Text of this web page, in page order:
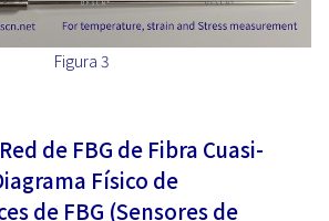
Figura 3
de FBG de Fibra Cuasi-
Físico de
de FBG (Sensores de